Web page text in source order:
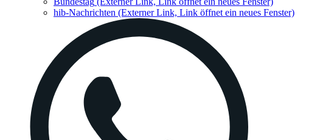
hib-Nachrichten (Externer Link, Link öffnet ein neues Fenster)